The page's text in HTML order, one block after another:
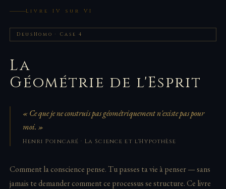
Livre IV sur VI
DeusHomo · Case 4
La
Géométrie de l'Esprit
« Ce que je ne construis pas géométriquement n'existe pas pour
moi. »
Henri Poincaré · La Science et l'Hypothèse
Comment la conscience pense. Tu passes ta vie à penser — sans
jamais te demander comment ce processus se structure. Ce livre